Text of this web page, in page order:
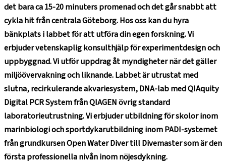
det bara ca 15-20 minuters promenad och det går snabbt att
cykla hit från centrala Göteborg. Hos oss kan du hyra
bänkplats i labbet för att utföra din egen forskning. Vi
erbjuder vetenskaplig konsulthjälp för experimentdesign och
uppbyggnad. Vi utför uppdrag åt myndigheter när det gäller
miljöövervakning och liknande. Labbet är utrustat med
slutna, recirkulerande akvariesystem, DNA-lab med QIAquity
Digital PCR System från QIAGEN övrig standard
laboratorieutrustning. Vi erbjuder utbildning för skolor inom
marinbiologi och sportdykarutbildning inom PADI-systemet
från grundkursen Open Water Diver tillDivemastersom är den
första professionella nivån inom nöjesdykning.